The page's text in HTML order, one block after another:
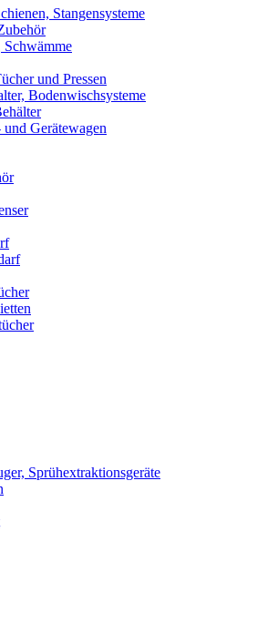
Stangensysteme
Schwämme
und Pressen
Bodenwischsysteme
Gerätewagen
Sprühextraktionsgeräte